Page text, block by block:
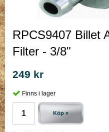
RPCS9407 Billet
Filter - 3/8"
249 kr
Finns i lager
Köp »